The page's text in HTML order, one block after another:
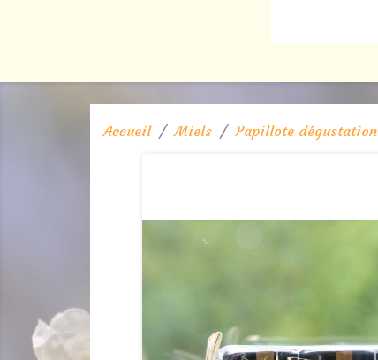
Accueil Miels Papillote dégustation